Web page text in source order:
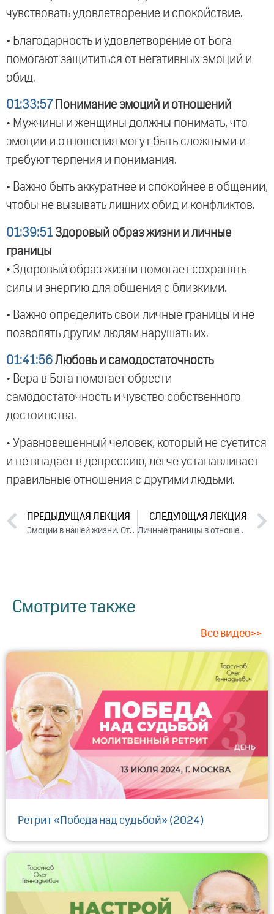
чувствовать удовлетворение и спокойствие.
• Благодарность и удовлетворение от Бога
помогают защититься от негативных эмоций и
обид.
01:33:57 Понимание эмоций и отношений
• Мужчины и женщины должны понимать, что
эмоции и отношения могут быть сложными и
требуют терпения и понимания.
• Важно быть аккуратнее и спокойнее в общении,
чтобы не вызывать лишних обид и конфликтов.
01:39:51 Здоровый образ жизни и личные
границы
• Здоровый образ жизни помогает сохранять
силы и энергию для общения с близкими.
• Важно определить свои личные границы и не
позволять другим людям нарушать их.
01:41:56 Любовь и самодостаточность
• Вера в Бога помогает обрести
самодостаточность и чувство собственного
достоинства.
• Уравновешенный человек, который не суетится
и не впадает в депрессию, легче устанавливает
правильные отношения с другими людьми.
ПРЕДЫДУЩАЯ ЛЕКЦИЯ
Эмоции в нашей жизни. Ответы на вопросы, 2023
СЛЕДУЮЩАЯ ЛЕКЦИЯ
Личные границы в отношениях. Часть 2 (2023)
Смотрите также
Все видео>>
Ретрит «Победа над судьбой» (2024)